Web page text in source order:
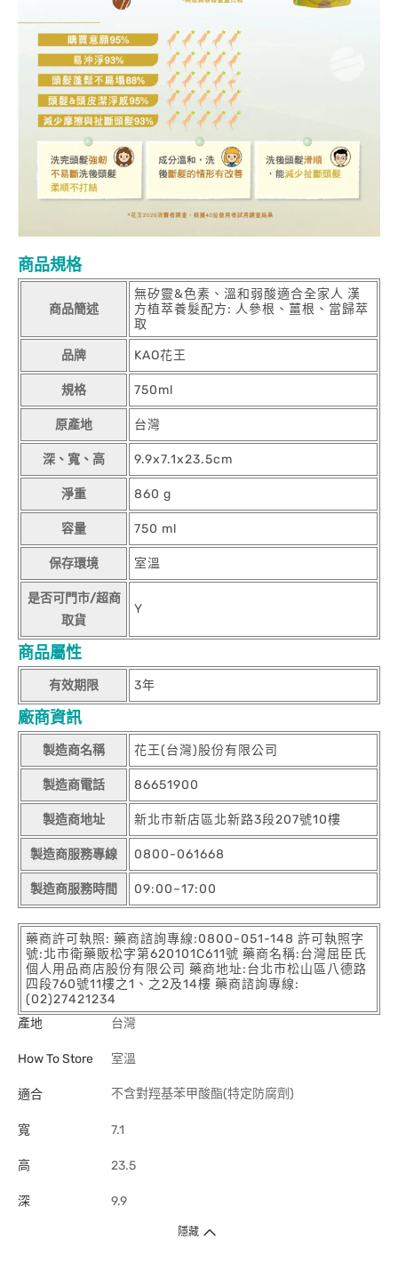
商品規格
商品簡述
無矽靈&色素、溫和弱酸適合全家人 漢
方植萃養髮配方: 人參根、薑根、當歸萃
取
品牌 KAO花王
規格 750ml
原產地 台灣
深、寬、高 9.9x7.1x23.5cm
淨重 860 g
容量 750 ml
保存環境 室溫
是否可門市/超商
取貨
Y
商品屬性
有效期限 3年
廠商資訊
製造商名稱 花王(台灣)股份有限公司
製造商電話 86651900
製造商地址 新北市新店區北新路3段207號10樓
製造商服務專線 0800-061668
製造商服務時間 09:00~17:00
藥商許可執照: 藥商諮詢專線:0800-051-148 許可執照字
號:北市衛藥販松字第620101C611號 藥商名稱:台灣屈臣氏
個人用品商店股份有限公司 藥商地址:台北市松山區八德路
四段760號11樓之1、之2及14樓 藥商諮詢專線:
(02)27421234
產地
台灣
How To Store 室溫
適合 不含對羥基苯甲酸酯(特定防腐劑)
寬 7.1
高 23.5
深 9.9
隱藏